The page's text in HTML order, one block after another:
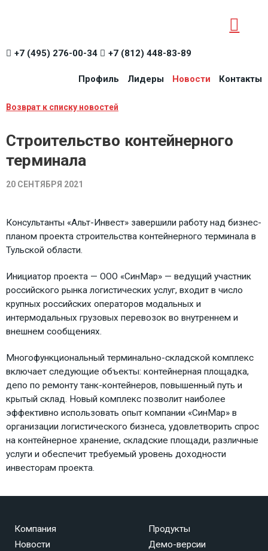
+7 (495) 276-00-34 +7 (812) 448-83-89
Профиль Лидеры Новости Контакты
Возврат к списку новостей
Строительство контейнерного
терминала
20 СЕНТЯБРЯ 2021
Консультанты «Альт-Инвест» завершили работу над бизнес-
планом проекта строительства контейнерного терминала в
Тульской области.
Инициатор проекта — ООО «СинМар» — ведущий участник
российского рынка логистических услуг, входит в число
крупных российских операторов модальных и
интермодальных грузовых перевозок во внутреннем и
внешнем сообщениях.
Многофункциональный терминально-складской комплекс
включает следующие объекты: контейнерная площадка,
депо по ремонту танк-контейнеров, повышенный путь и
крытый склад. Новый комплекс позволит наиболее
эффективно использовать опыт компании «СинМар» в
организации логистического бизнеса, удовлетворить спрос
на контейнерное хранение, складские площади, различные
услуги и обеспечит требуемый уровень доходности
инвесторам проекта.
Компания
Новости
Продукты
Демо-версии